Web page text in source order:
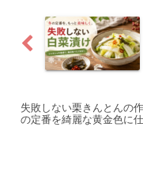
失敗しない栗きんとんの
の定番を綺麗な黄金色に